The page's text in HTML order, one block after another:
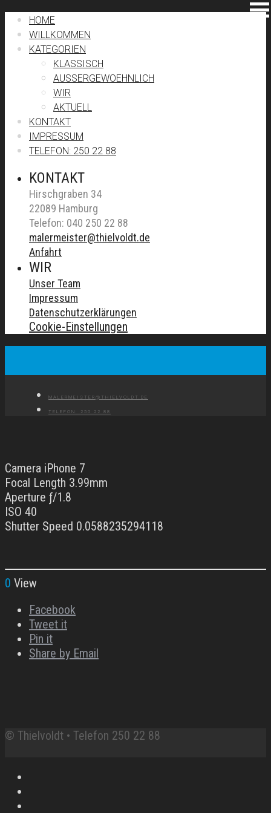
HOME
WILLKOMMEN
KATEGORIEN
KLASSISCH
AUSSERGEWOEHNLICH
WIR
AKTUELL
KONTAKT
IMPRESSUM
TELEFON: 250 22 88
KONTAKT
Hirschgraben 34
22089 Hamburg
Telefon: 040 250 22 88
malermeister@thielvoldt.de
Anfahrt
WIR
Unser Team
Impressum
Datenschutzerklärungen
Cookie-Einstellungen
MALERMEISTER@THIELVOLDT.DE
TELEFON: 250 22 88
Camera iPhone 7
Focal Length 3.99mm
Aperture ƒ/1.8
ISO 40
Shutter Speed 0.0588235294118
0 View
Facebook
Tweet it
Pin it
Share by Email
© Thielvoldt • Telefon 250 22 88